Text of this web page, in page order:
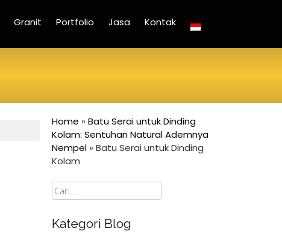
Granit Portfolio Jasa Kontak
Home » Batu Serai untuk Dinding
Kolam: Sentuhan Natural Ademnya
Nempel » Batu Serai untuk Dinding
Kolam
Cari
Kategori Blog